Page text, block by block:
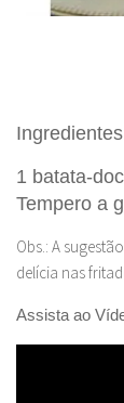
1 batata-
Tempero a
Obs.: A
delícia nas
Assista ao